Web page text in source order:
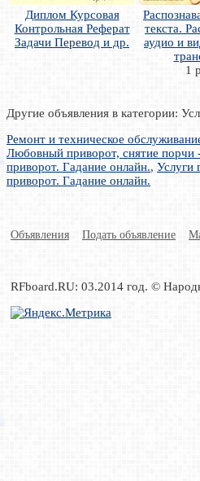
Диплом Курсовая
Контрольная Реферат
Задачи Перевод и др.
текста.
аудио и
1
Другие объявления в категории:
Ремонт и техническое
Любовный приворот, снятие
приворот. Гадание онлайн., Услуги
приворот. Гадание онлайн.
Объявления Подать объявление
RFboard.RU: 03.2014 год. ©